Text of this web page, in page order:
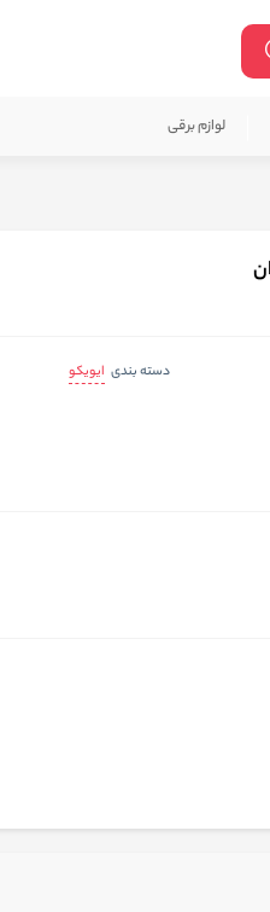
لوازم برقی
دسته بندی ایویکو